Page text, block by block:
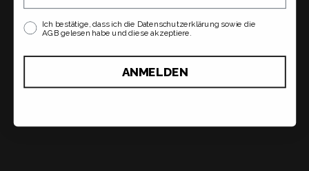
Ich bestätige, dass ich die Datenschutzerklärung sowie die
AGB gelesen habe und diese akzeptiere.
ANMELDEN